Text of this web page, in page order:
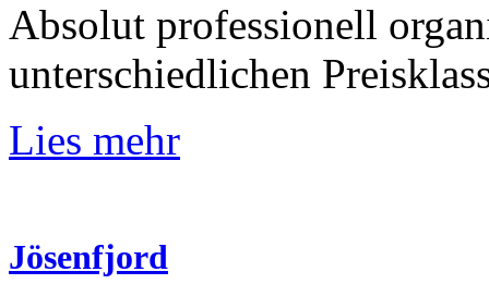
Absolut professionell
unterschiedlichen
Lies mehr
Jösenfjord